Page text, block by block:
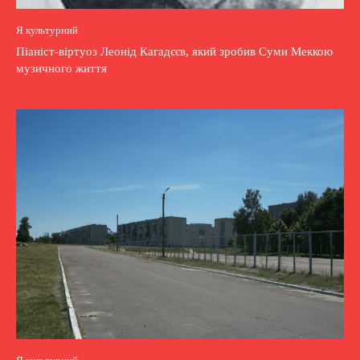
Я культурний
Піаніст-віртуоз Леонід Кагадєєв, який зробив Суми Меккою
музичного життя